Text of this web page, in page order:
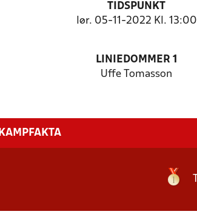
TIDSPUNKT
lør. 05-11-2022 Kl. 13:00
LINIEDOMMER 1
Uffe Tomasson
KAMPFAKTA